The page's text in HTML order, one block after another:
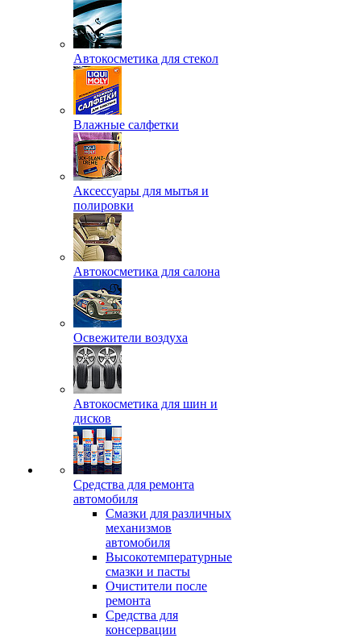
Автокосметика для стекол
Влажные салфетки
Аксессуары для мытья и
полировки
Автокосметика для салона
Освежители воздуха
Автокосметика для шин и
дисков
Средства для ремонта
автомобиля
Смазки для различных
механизмов
автомобиля
Высокотемпературные
смазки и пасты
Очистители после
ремонта
Средства для
консервации